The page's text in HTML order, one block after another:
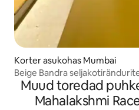
Korter asukohas Mumbai
Beige Bandra
Muud toredad
Mahalakshmi